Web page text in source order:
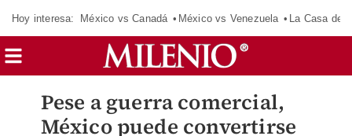
Hoy interesa: México vs Canadá México vs Venezuela La Casa de
Pese a guerra comercial,
México puede convertirse